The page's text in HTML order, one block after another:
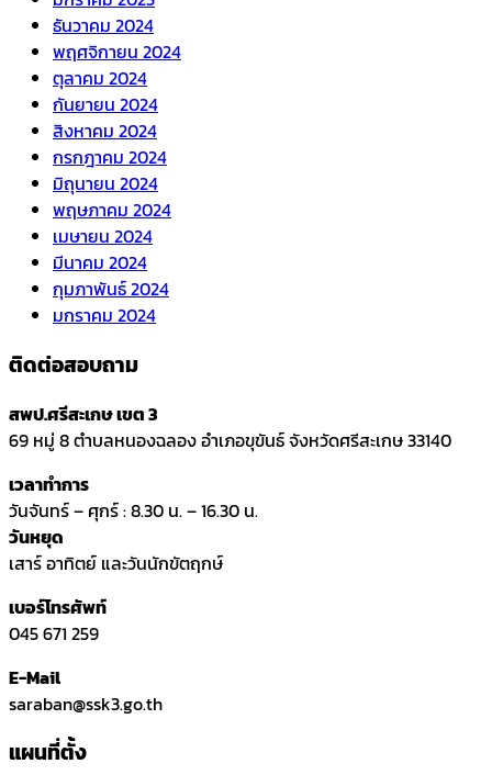
ธันวาคม 2024
พฤศจิกายน 2024
ตุลาคม 2024
กันยายน 2024
สิงหาคม 2024
กรกฎาคม 2024
มิถุนายน 2024
พฤษภาคม 2024
เมษายน 2024
มีนาคม 2024
กุมภาพันธ์ 2024
มกราคม 2024
ติดต่อสอบถาม
สพป.ศรีสะเกษ เขต 3
69 หมู่ 8 ตำบลหนองฉลอง อำเภอขุขันธ์ จังหวัดศรีสะเกษ 33140
เวลาทำการ
วันจันทร์ – ศุกร์ : 8.30 น. – 16.30 น.
วันหยุด
เสาร์ อาทิตย์ และวันนักขัตฤกษ์
เบอร์โทรศัพท์
045 671 259
E-Mail
saraban@ssk3.go.th
แผนที่ตั้ง